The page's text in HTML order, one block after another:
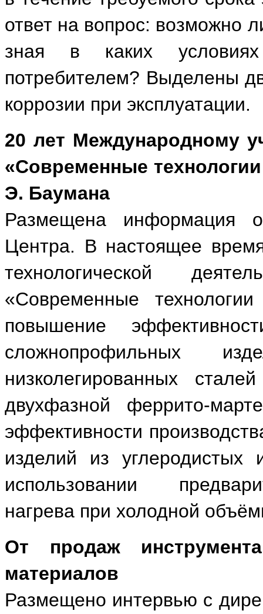
ответ на вопрос: возможно
зная в каких условиях
потребителем? Выделены
коррозии при эксплуатации.
20 лет Международному
«Современные
Э. Баумана
Размещена информация
Центра. В настоящее
технологической
«Современные
повышение
сложнопрофильных
низколегированных
двухфазной феррито-
эффективности
изделий из углеродистых
использовании
нагрева при холодной
От продаж
материалов
Размещено интервью с